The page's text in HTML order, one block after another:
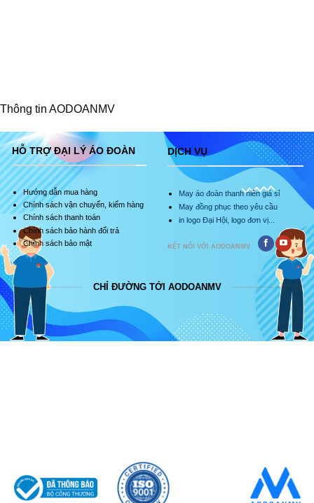
Thông tin AODOANMV
HỖ TRỢ ĐẠI LÝ ÁO ĐOÀN
Hướng dẫn mua hàng
Chính sách vận chuyển, kiểm hàng
Chính sách thanh toán
Chính sách bảo hành đổi trả
Chính sách bảo mật
DỊCH VỤ
May áo đoàn thanh niên giá sỉ
May đồng phục theo yêu cầu
in logo Đại Hội, logo đơn vị...
KẾT NỐI VỚI AODOANMV
CHỈ ĐƯỜNG TỚI AODOANMV